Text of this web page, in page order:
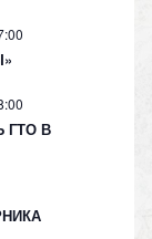
ГТО В